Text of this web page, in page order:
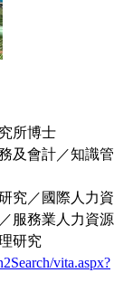
所博士
及會計／知識管
究／國際人力資
服務業人力資源
研究
vita.aspx?